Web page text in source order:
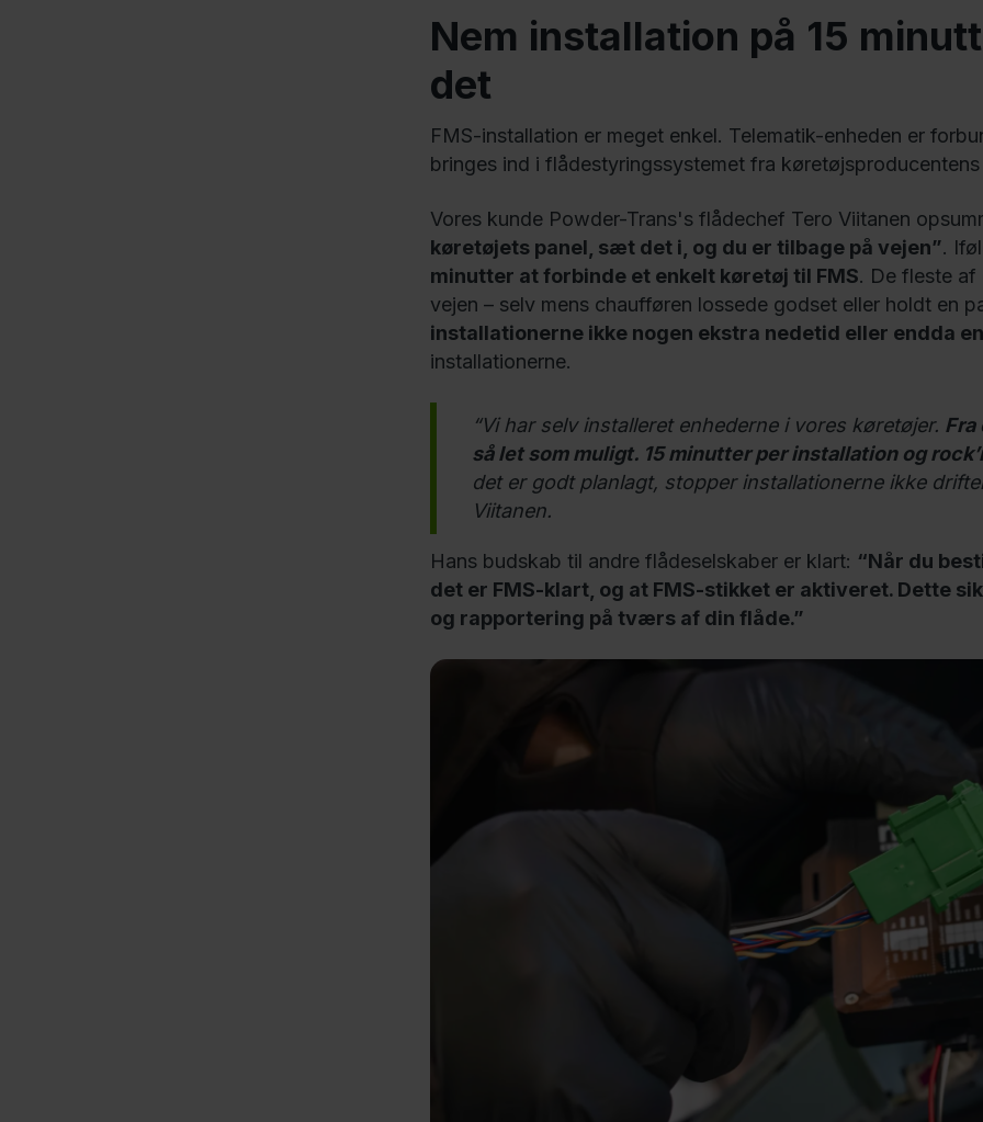
Nem installation på 15
det
FMS-installation er meget enkel. Telematik-enheden er
bringes ind i flådestyringssystemet fra
Vores kunde Powder-Trans's flådechef Tero Viitanen
køretøjets panel, sæt det i, og du er tilbage på vejen”.
minutter at forbinde et enkelt køretøj til FMS. De fleste af
vejen – selv mens chaufføren lossede godset eller holdt en
installationerne ikke nogen ekstra nedetid eller endda
installationerne.
“Vi har selv installeret enhederne i vores køretøjer.
så let som muligt. 15 minutter per installation og
det er godt planlagt, stopper installationerne ikke
Viitanen.
Hans budskab til andre flådeselskaber er klart: “Når du
det er FMS-klart, og at FMS-stikket er aktiveret. Dette
og rapportering på tværs af din flåde.”